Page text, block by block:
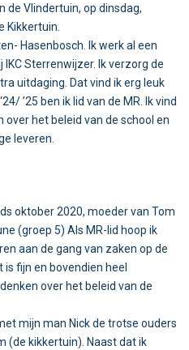
de Vlindertuin, op dinsdag,
Kikkertuin.
Hasenbosch. Ik werk al een
Sterrenwijzer. Ik verzorg de
uitdaging. Dat vind ik erg leuk
’25 ben ik lid van de MR. Ik vind
het beleid van de school en
leveren.
oktober 2020, moeder van Tom
(groep 5) Als MR-lid hoop ik
aan de gang van zaken op de
fijn en bovendien heel
over het beleid van de
mijn man Nick de trotse ouders
(de kikkertuin). Naast dat ik